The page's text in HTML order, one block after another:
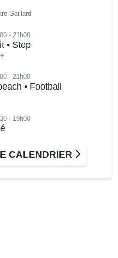
Gaillard
- 21h00
• Step
- 21h00
• Football
- 19h00
- 19h00
bourg du Gosier (derrière la
CALENDRIER